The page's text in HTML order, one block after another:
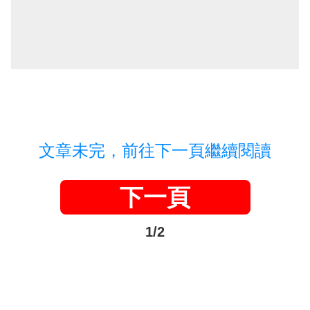
文章未完，前往下一頁繼續閱讀
下一頁
1/2